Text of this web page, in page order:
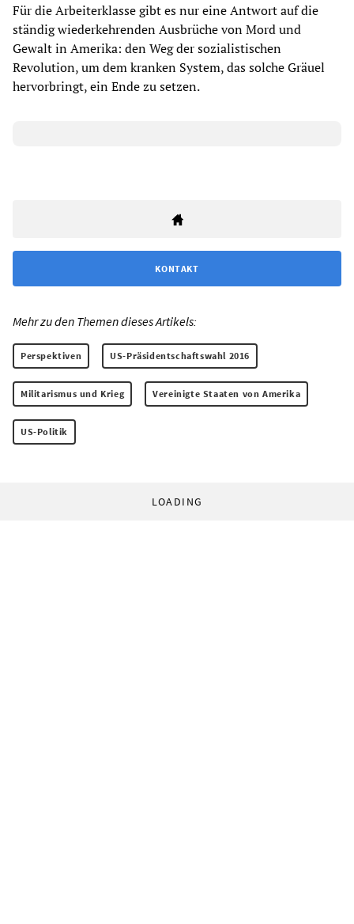
Für die Arbeiterklasse gibt es nur eine Antwort auf die
ständig wiederkehrenden Ausbrüche von Mord und
Gewalt in Amerika: den Weg der sozialistischen
Revolution, um dem kranken System, das solche Gräuel
hervorbringt, ein Ende zu setzen.
KONTAKT
Mehr zu den Themen dieses Artikels:
Perspektiven US-Präsidentschaftswahl 2016
Militarismus und Krieg Vereinigte Staaten von Amerika
US-Politik
LOADING